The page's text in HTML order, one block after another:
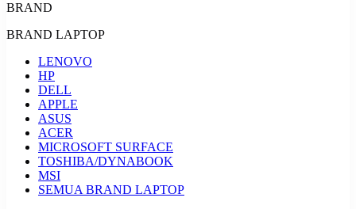
BRAND
BRAND LAPTOP
LENOVO
HP
DELL
APPLE
ASUS
ACER
MICROSOFT SURFACE
TOSHIBA/DYNABOOK
MSI
SEMUA BRAND LAPTOP